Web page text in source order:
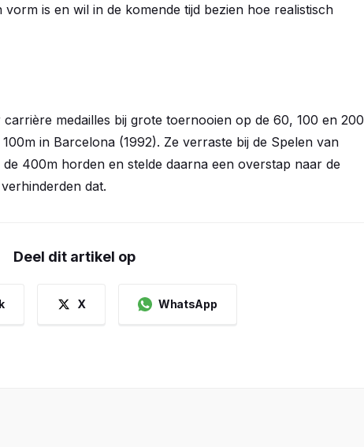
is en wil in de komende tijd bezien hoe realistisch
medailles bij grote toernooien op de 60, 100 en 200
in Barcelona (1992). Ze verraste bij de Spelen van
400m horden en stelde daarna een overstap naar de
dat.
Deel dit artikel op
X WhatsApp